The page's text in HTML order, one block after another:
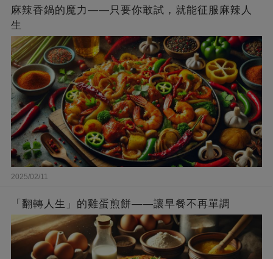
麻辣香鍋的魔力——只要你敢試，就能征服麻辣人
生
2025/02/11
「翻轉人生」的雞蛋煎餅——讓早餐不再單調